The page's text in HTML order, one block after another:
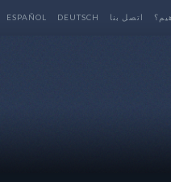
اتصل بنا DEUTSCH
ESPAÑOL